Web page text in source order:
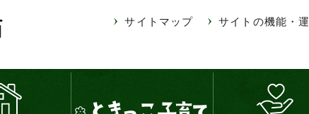
サイトマップ サイトの機能・